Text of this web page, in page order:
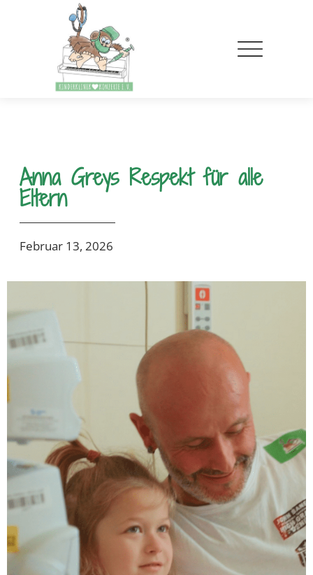
Anna Greys Respekt für alle
Eltern
Februar 13, 2026